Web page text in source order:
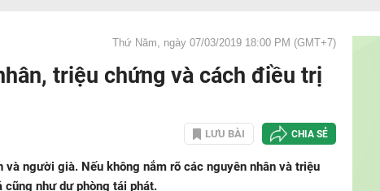
Thứ Năm, ngày 07/03/2019 18:00 PM (GMT+7)
triệu chứng và cách điều trị
LƯU BÀI CHIA SẺ
người già. Nếu không nắm rõ các nguyên nhân và triệu
như dự phòng tái phát.